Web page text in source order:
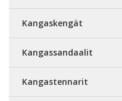
Kangaskengät
Kangassandaalit
Kangastennarit